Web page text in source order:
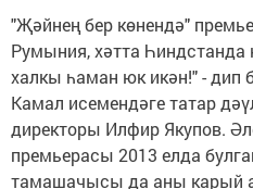
"Җәйнең бер көнендә"
Румыния, хәтта Һиндстанда
халкы һаман юк икән!" - дип
Камал исемендәге татар
директоры Илфир Якупов.
премьерасы 2013 елда
тамашачысы да аны карый